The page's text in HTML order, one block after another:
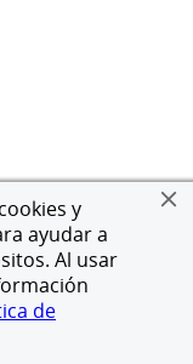
y
ayudar a
Al usar
de